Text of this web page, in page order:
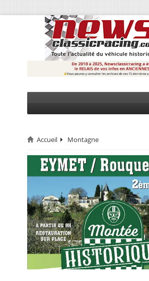
CIRCUIT
RALLYE
EVÈNEMENTS
CALENDRIER
FOCUS
Accueil Montagne